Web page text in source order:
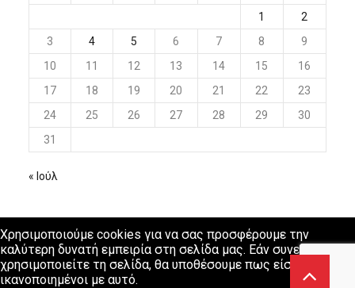
1
2
3
4 5 6 7 8
9
10
11 12 13 14 15
16
17
18 19 20 21 22
23
24
25 26 27 28 29
30
31
« Ιούλ
Χρησιμοποιούμε cookies για να σας προσφέρουμε την
καλύτερη δυνατή εμπειρία στη σελίδα μας. Εάν συνεχίσετε να
χρησιμοποιείτε τη σελίδα, θα υποθέσουμε πως είστε
ικανοποιημένοι με αυτό.